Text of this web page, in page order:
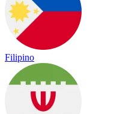
Filipino